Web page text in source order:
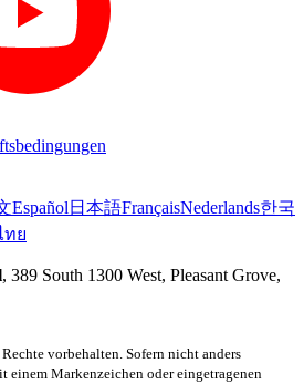
Español 日本語FrançaisNederlands한국
ทย
, 389 South 1300 West, Pleasant Grove,
vorbehalten. Sofern nicht anders
einem Markenzeichen oder eingetragenen